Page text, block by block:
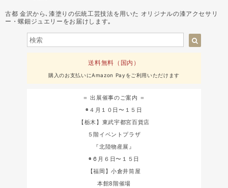
古都 金沢から､漆塗りの伝統工芸技法を用いた オリジナルの漆アクセサリ
ー・螺鈿ジュエリーをお届けします｡
送料無料（国内）
購入のお支払いにAmazon Payをご利用いただけます
＝ 出展催事のご案内 ＝
◉４月１０日〜１５日
【栃木】東武宇都宮百貨店
５階イベントプラザ
『北陸物産展』
◉６月６日〜１５日
【福岡】小倉井筒屋
本館8階催場